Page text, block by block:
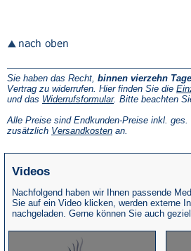
Sie haben das Recht, binnen vierzehn
Vertrag zu widerrufen. Hier finden Sie die
und das Widerrufsformular(Öffnet
einem
neuen
. Bitte beachten
Alle Preise sind Endkunden-Preise inkl.
zusätzlich Versandkosten(Öffnet
an.
Videos
Nachfolgend haben wir Ihnen passende
Sie auf ein Video klicken, werden externe
nachgeladen. Gerne können Sie auch